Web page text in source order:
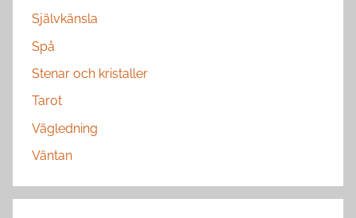
Självkänsla
Spå
Stenar och kristaller
Tarot
Vägledning
Väntan